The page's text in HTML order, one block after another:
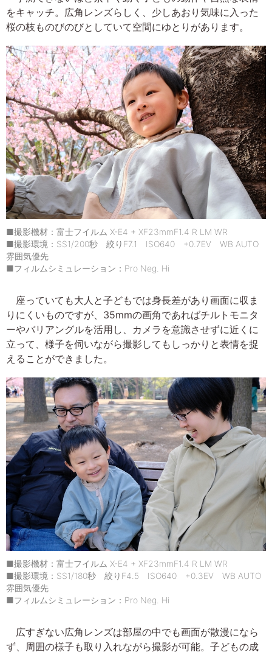
をキャッチ。広角レンズらしく、少しあおり気味に入った
桜の枝ものびのびとしていて空間にゆとりがあります。
■撮影機材：富士フイルム X-E4 + XF23mmF1.4 R LM WR
■撮影環境：SS1/200秒 絞りF7.1 ISO640 +0.7EV WB AUTO
雰囲気優先
■フィルムシミュレーション：Pro Neg. Hi
座っていても大人と子どもでは身長差があり画面に収ま
りにくいものですが、35mmの画角であればチルトモニタ
ーやバリアングルを活用し、カメラを意識させずに近くに
立って、様子を伺いながら撮影してもしっかりと表情を捉
えることができました。
■撮影機材：富士フイルム X-E4 + XF23mmF1.4 R LM WR
■撮影環境：SS1/180秒 絞りF4.5 ISO640 +0.3EV WB AUTO
雰囲気優先
■フィルムシミュレーション：Pro Neg. Hi
広すぎない広角レンズは部屋の中でも画面が散漫になら
ず、周囲の様子も取り入れながら撮影が可能。子どもの成